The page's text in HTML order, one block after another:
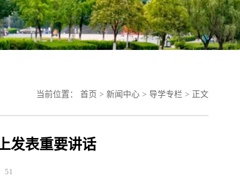
当前位置： 首页 > 新闻中心 > 导学专栏 > 正文
发表重要讲话
51